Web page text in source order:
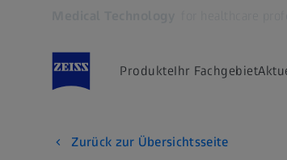
ProdukteIhr Fachgebiet
Zurück zur Übersichtsseite